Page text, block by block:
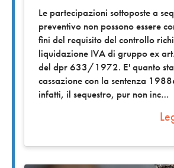
Le partecipazioni sottoposte a
preventivo non possono essere
fini del requisito del controllo
liquidazione IVA di gruppo ex
del dpr 633/1972. E' quanto
cassazione con la sentenza
infatti, il sequestro, pur non inc